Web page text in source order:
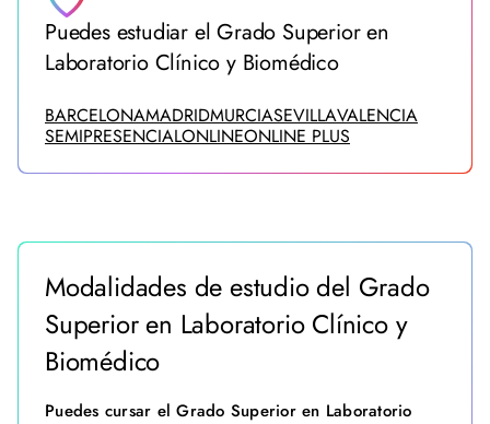
Puedes estudiar el Grado Superior en
Laboratorio Clínico y Biomédico
BARCELONAMADRIDMURCIASEVILLAVALENCIA
SEMIPRESENCIALONLINEONLINE PLUS
Modalidades de estudio del Grado
Superior en Laboratorio Clínico y
Biomédico
Puedes cursar el Grado Superior en Laboratorio